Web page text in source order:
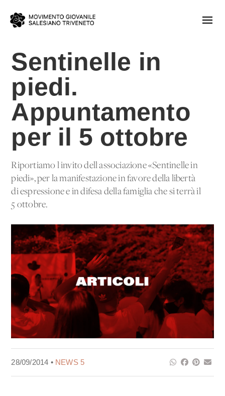
Sentinelle in
piedi.
Appuntamento
per il 5 ottobre
Riportiamo l'invito dell'associazione «Sentinelle in
piedi», per la manifestazione in favore della libertà
di espressione e in difesa della famiglia che si terrà il
5 ottobre.
28/09/2014 • NEWS 5